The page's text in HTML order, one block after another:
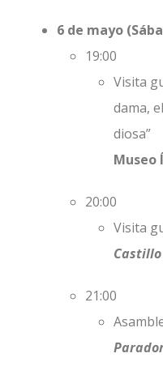
6 de mayo
19:00
Visita
dama,
diosa”
Museo
20:00
Visita
21:00